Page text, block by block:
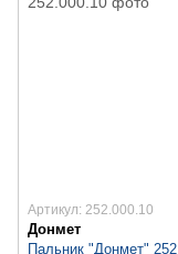
Артикул: 252.000.10
Донмет
Пальник "Донмет" 252